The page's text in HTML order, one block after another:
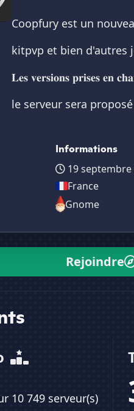
Coopfury est un
kitpvp et bien d'autres
𝐋𝐞𝐬 𝐯𝐞𝐫𝐬𝐢𝐨𝐧𝐬 𝐩𝐫𝐢𝐬𝐞𝐬 𝐞𝐧
le serveur sera
Informations
19 septembre
France
Gnome
Rejoindre
10 749 serveur(s)